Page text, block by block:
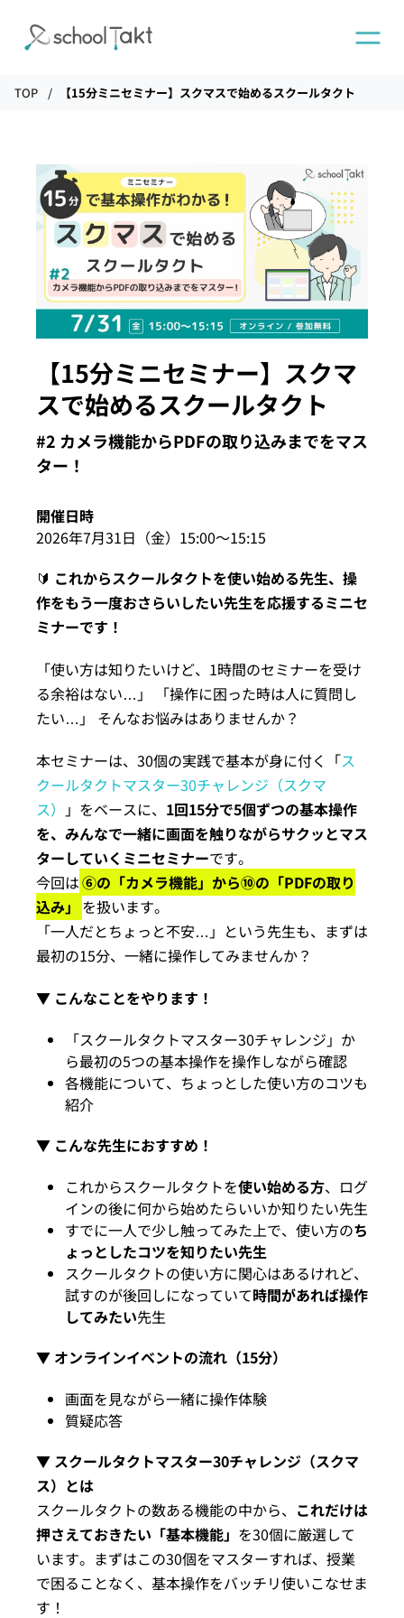
機能
タクトAI
導入事例
導入実績
料金
イベント・セミナー
TOP 【15分ミニセミナー】スクマスで始めるスクールタクト
【15分ミニセミナー】スクマ
スで始めるスクールタクト
#2 カメラ機能からPDFの取り込みまでをマス
ター！
開催日時
2026年7月31日（金）15:00〜15:15
🔰 これからスクールタクトを使い始める先生、操
作をもう一度おさらいしたい先生を応援するミニセ
ミナーです！
「使い方は知りたいけど、1時間のセミナーを受け
る余裕はない…」 「操作に困った時は人に質問し
たい…」 そんなお悩みはありませんか？
本セミナーは、30個の実践で基本が身に付く「ス
クールタクトマスター30チャレンジ（スクマ
ス）
」をベースに、 1回15分で5個ずつの基本操作
を、みんなで一緒に画面を触りながらサクッとマス
ターしていくミニセミナーです。
今回は⑥の「カメラ機能」から⑩の「PDFの取り
込み」 を扱います。
「一人だとちょっと不安…」という先生も、まずは
最初の15分、一緒に操作してみませんか？
▼ こんなことをやります！
「スクールタクトマスター30チャレンジ」か
ら最初の5つの基本操作を操作しながら確認
各機能について、ちょっとした使い方のコツも
紹介
▼ こんな先生におすすめ！
これからスクールタクトを使い始める方、ログ
インの後に何から始めたらいいか知りたい先生
すでに一人で少し触ってみた上で、使い方のち
ょっとしたコツを知りたい先生
スクールタクトの使い方に関心はあるけれど、
試すのが後回しになっていて時間があれば操作
してみたい先生
▼ オンラインイベントの流れ（15分）
画面を見ながら一緒に操作体験
質疑応答
▼ スクールタクトマスター30チャレンジ（スクマ
ス）とは
スクールタクトの数ある機能の中から、 これだけは
押さえておきたい「基本機能」 を30個に厳選して
います。まずはこの30個をマスターすれば、授業
で困ることなく、基本操作をバッチリ使いこなせま
す！